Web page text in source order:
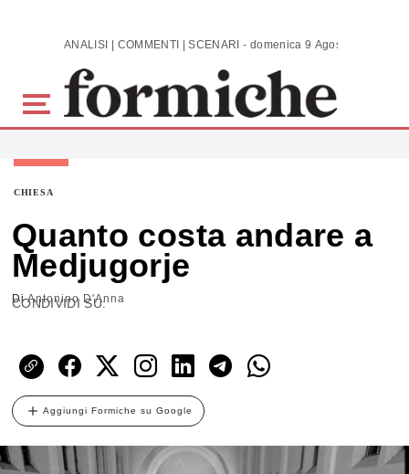
Skip to main content ANALISI | COMMENTI | SCENARI - domenica 9 Agosto 2026
CHIESA
Quanto costa andare a
Medjugorje
DiAntonino D'Anna
CONDIVIDI SU:
Aggiungi Formiche su Google